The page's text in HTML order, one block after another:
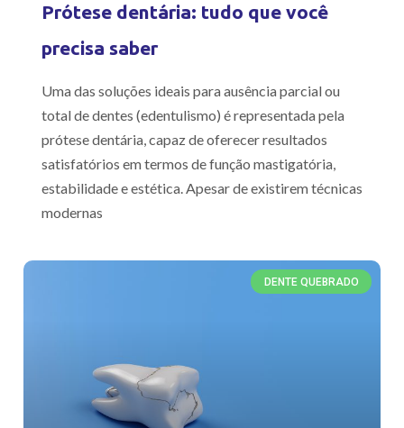
Prótese dentária: tudo que você
precisa saber
Uma das soluções ideais para ausência parcial ou
total de dentes (edentulismo) é representada pela
prótese dentária, capaz de oferecer resultados
satisfatórios em termos de função mastigatória,
estabilidade e estética. Apesar de existirem técnicas
modernas
DENTE QUEBRADO